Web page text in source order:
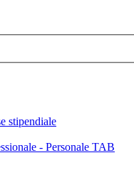
stipendiale
- Personale TAB